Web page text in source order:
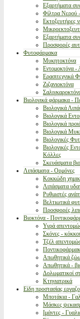
Εξαρτήματα
Φίλτρα Νερού
Εκτοξευτήρες
Εξαρτήματα
Προσφορές
Φυτοφάρμακα
Μυκητοκτόνα
Εντομοκτόνα -
Ερασιτεχνικά
Ζιζανιοκτόνα
Βιολογικά φάρμακα -
Βιολογικά
Βιολογικά
Βιολογικά
Βιολογικά
Βιολογικές
Βιολογικές
Κόλλες
Σκευάσματα
Λιπάσματα - Ορμόνες
Κοκκώδη
Λιπάσματα
Ρυθμιστές
Βελτιωτικά
Προσφορές
Βιοκτόνα -
Υγρά
Σκόνες -
Τζέλ
Απωθητικά
Απωθητικά -
Δολωματικοί
Κτηνιατρικά
Είδη προστασίας
Μποτάκια -
Μάσκες
Ιμάντες -